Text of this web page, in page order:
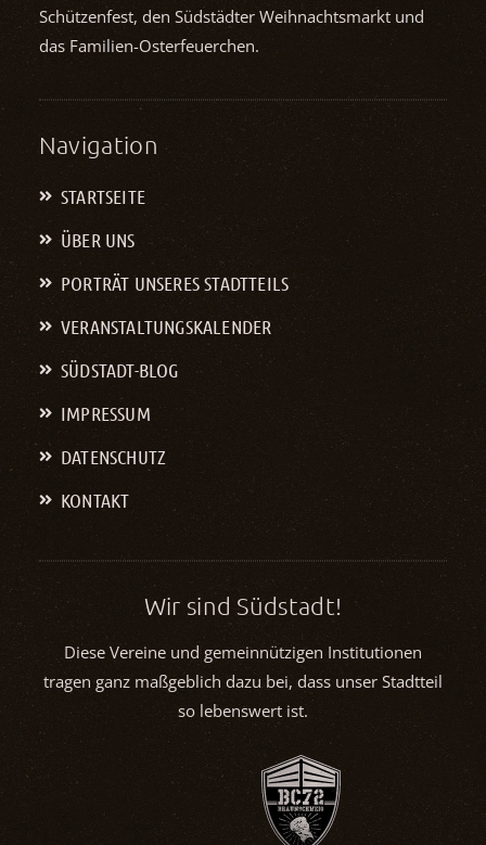
Schützenfest, den Südstädter Weihnachts­markt und
das Familien-Osterfeuerchen.
Navigation
STARTSEITE
ÜBER UNS
PORTRÄT UNSERES STADTTEILS
VERANSTALTUNGS­KALENDER
SÜDSTADT-BLOG
IMPRESSUM
DATENSCHUTZ
KONTAKT
Wir sind Südstadt!
Diese Vereine und gemeinnützigen Institutionen
tragen ganz maßgeblich dazu bei, dass unser Stadtteil
so lebenswert ist.